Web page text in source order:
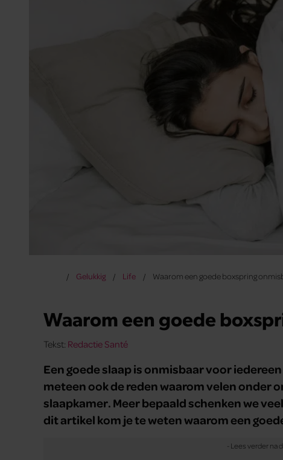
Gelukkig Life Waarom een goede boxspring
Waarom een goede
Tekst: Redactie Santé
Een goede slaap is onmisbaar voor
meteen ook de reden waarom velen onder
slaapkamer. Meer bepaald schenken we
dit artikel kom je te weten waarom een